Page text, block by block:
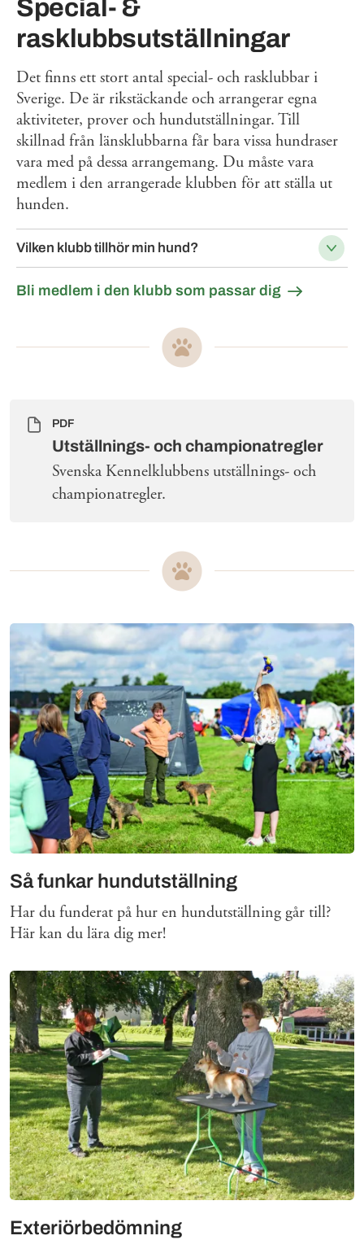
Special- &
rasklubbsutställningar
Det finns ett stort antal special- och rasklubbar i
Sverige. De är rikstäckande och arrangerar egna
aktiviteter, prover och hundutställningar. Till
skillnad från länsklubbarna får bara vissa hundraser
vara med på dessa arrangemang. Du måste vara
medlem i den arrangerade klubben för att ställa ut
hunden.
Vilken klubb tillhör min hund?
Bli medlem i den klubb som passar dig
PDF
Utställnings- och championatregler
Svenska Kennelklubbens utställnings- och
championatregler.
Mer om
Så funkar hundutställning
Har du funderat på hur en hundutställning går till?
Här kan du lära dig mer!
Exteriörbedömning